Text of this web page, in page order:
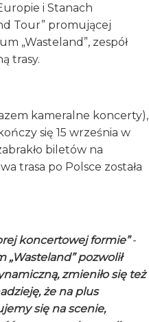
i Stanach
Tour” promującej
„Wasteland”, zespół
trasy.
kameralne koncerty),
się 15 września w
biletów na
trasa po Polsce została
koncertowej formie”-
„Wasteland” pozwolił
zmieniło się też
że na plus
się na scenie,